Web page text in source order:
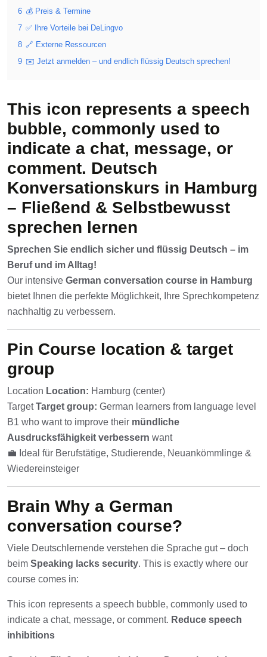
6 💰 Preis & Termine
7 ✅ Ihre Vorteile bei DeLingvo
8 🔗 Externe Ressourcen
9 ✉️ Jetzt anmelden – und endlich flüssig Deutsch sprechen!
This icon represents a speech
bubble, commonly used to
indicate a chat, message, or
comment. Deutsch
Konversationskurs in Hamburg
– Fließend & Selbstbewusst
sprechen lernen
Sprechen Sie endlich sicher und flüssig Deutsch – im
Beruf und im Alltag!
Our intensive German conversation course in Hamburg
bietet Ihnen die perfekte Möglichkeit, Ihre Sprechkompetenz
nachhaltig zu verbessern.
Pin Course location & target
group
Location Location: Hamburg (center)
TargetTarget group: German learners from language level
B1 who want to improve their mündliche
Ausdrucksfähigkeit verbessern want
💼 Ideal für Berufstätige, Studierende, Neuankömmlinge &
Wiedereinsteiger
Brain Why a German
conversation course?
Viele Deutschlernende verstehen die Sprache gut – doch
beim Speaking lacks security. This is exactly where our
course comes in:
This icon represents a speech bubble, commonly used to
indicate a chat, message, or comment. Reduce speech
inhibitions